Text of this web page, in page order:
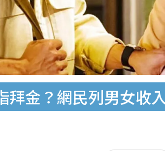
拜金？網民列男女收